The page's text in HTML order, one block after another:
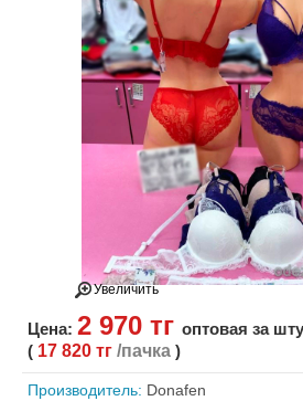
Увеличить
Цена: 2 970 тг оптовая за
( 17 820 тг /пачка )
Производитель: Donafen